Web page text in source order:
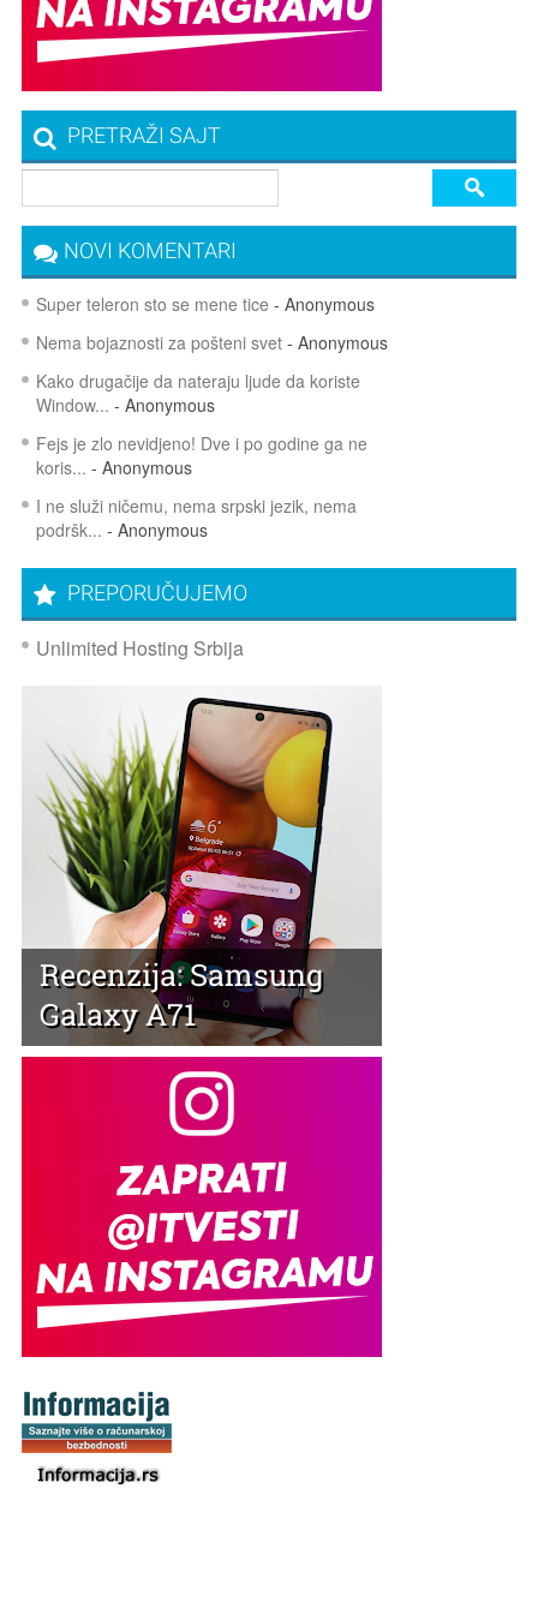
PRETRAŽI SAJT
NOVI KOMENTARI
Super teleron sto se mene tice - Anonymous
Nema bojaznosti za pošteni svet- Anonymous
Kako drugačije da nateraju ljude da koriste
Window... - Anonymous
Fejs je zlo nevidjeno! Dve i po godine ga ne
koris... - Anonymous
I ne služi ničemu, nema srpski jezik, nema
podršk... - Anonymous
PREPORUČUJEMO
Unlimited Hosting Srbija
Recenzija: Samsung
Galaxy A71